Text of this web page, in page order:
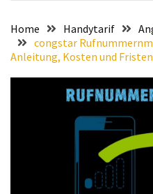
Pixel
und
Google
Home Handytarif
congstar
Anleitung, Kosten und